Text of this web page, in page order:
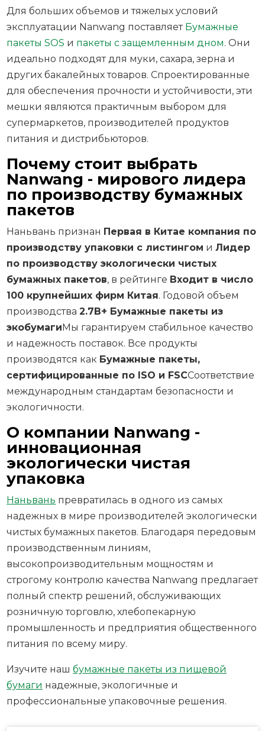
Для больших объемов и тяжелых условий
эксплуатации Nanwang поставляет Бумажные
пакеты SOS и пакеты с защемленным дном. Они
идеально подходят для муки, сахара, зерна и
других бакалейных товаров. Спроектированные
для обеспечения прочности и устойчивости, эти
мешки являются практичным выбором для
супермаркетов, производителей продуктов
питания и дистрибьюторов.
Почему стоит выбрать
Nanwang - мирового лидера
по производству бумажных
пакетов
Наньвань признан Первая в Китае компания по
производству упаковки с листингом иЛидер
по производству экологически чистых
бумажных пакетов, в рейтинге Входит в число
100 крупнейших фирм Китая. Годовой объем
производства2.7B+ Бумажные пакеты из
экобумаги Мы гарантируем стабильное качество
и надежность поставок. Все продукты
производятся как Бумажные пакеты,
сертифицированные по ISO и FSCСоответствие
международным стандартам безопасности и
экологичности.
О компании Nanwang -
инновационная
экологически чистая
упаковка
Наньвань превратилась в одного из самых
надежных в мире производителей экологически
чистых бумажных пакетов. Благодаря передовым
производственным линиям,
высокопроизводительным мощностям и
строгому контролю качества Nanwang предлагает
полный спектр решений, обслуживающих
розничную торговлю, хлебопекарную
промышленность и предприятия общественного
питания по всему миру.
Изучите нашбумажные пакеты из пищевой
бумаги надежные, экологичные и
профессиональные упаковочные решения.